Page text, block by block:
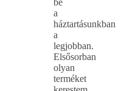
a
háztartásunkban
a
legjobban.
Elsősorban
olyan
terméket